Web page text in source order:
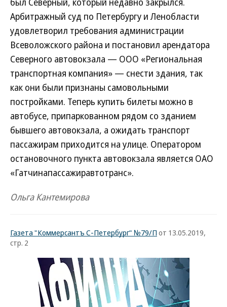
Арбитражный суд по Петербургу и Ленобласти
удовлетворил требования администрации
Всеволожского района и постановил арендатора
Северного автовокзала — ООО «Региональная
транспортная компания» — снести здания, так
как они были признаны самовольными
постройками. Теперь купить билеты можно в
автобусе, припаркованном рядом со зданием
бывшего автовокзала, а ожидать транспорт
пассажирам приходится на улице. Оператором
остановочного пункта автовокзала является ОАО
«Гатчинапассажиравтотранс».
Ольга Кантемирова
Газета "Коммерсантъ С-Петербург" №79/П от 13.05.2019,
стр. 2